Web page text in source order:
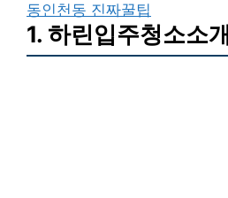
동인천동 진짜꿀팁
1. 하린입주청소소개